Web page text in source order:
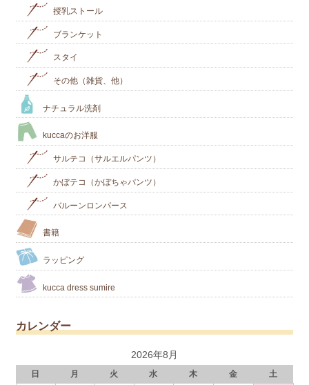
授乳ストール
ブランケット
スタイ
その他（雑貨、他）
ナチュラル洗剤
kuccaのお洋服
サルテコ（サルエルパンツ）
かぼテコ（かぼちゃパンツ）
バルーンロンパース
書籍
ラッピング
kucca dress sumire
カレンダー
2026年8月
日 月 火 水 木 金 土